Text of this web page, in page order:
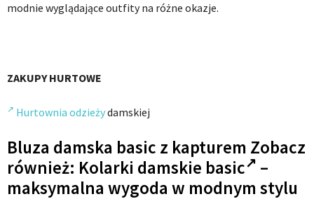
modnie wyglądające outfity na różne okazje.
ZAKUPY HURTOWE
Hurtownia odzieżydamskiej
Bluza damska basic z kapturem Zobacz
również: Kolarki damskie basic
–
maksymalna wygoda w modnym stylu